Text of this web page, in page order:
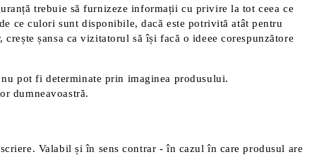
trebuie să furnizeze informații cu privire la tot ceea ce
ce culori sunt disponibile, dacă este potrivită atât pentru
șansa ca vizitatorul să își facă o ideee corespunzătore
pot fi determinate prin imaginea produsului.
dumneavoastră.
Valabil și în sens contrar - în cazul în care produsul are